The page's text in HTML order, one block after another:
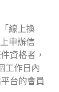
線上換
申辦信
資格者，
工作日內
台的會員